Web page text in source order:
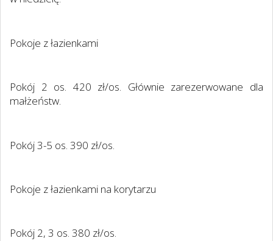
Pokoje z łazienkami
Pokój 2 os. 420 zł/os. Głównie zarezerwowane dla
małżeństw.
Pokój 3-5 os. 390 zł/os.
Pokoje z łazienkami na korytarzu
Pokój 2, 3 os. 380 zł/os.